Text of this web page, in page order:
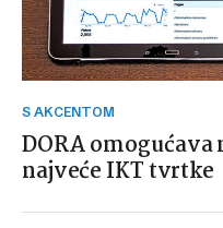
S AKCENTOM
DORA
najveće IKT tvrtke